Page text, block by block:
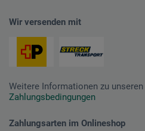
Wir versenden mit
Weitere Informationen zu unseren
Zahlungsbedingungen
Zahlungsarten im Onlineshop